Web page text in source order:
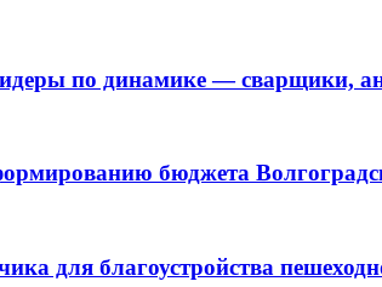
по динамике — сварщики,
бюджета
для благоустройства